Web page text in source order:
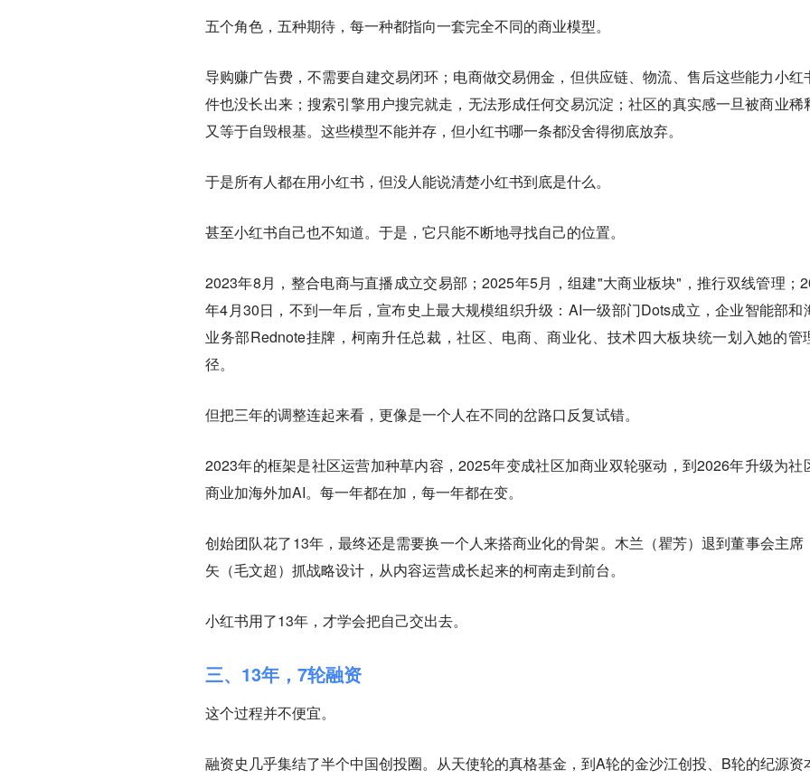
五个角色，五种期待，每一种都指向一套完全不同的商业模型。
导购赚广告费，不需要自建交易闭环；电商做交易佣金，但供应链、物流、售后这些能力小红
件也没长出来；搜索引擎用户搜完就走，无法形成任何交易沉淀；社区的真实感一旦被商业稀
又等于自毁根基。这些模型不能并存，但小红书哪一条都没舍得彻底放弃。
于是所有人都在用小红书，但没人能说清楚小红书到底是什么。
甚至小红书自己也不知道。于是，它只能不断地寻找自己的位置。
2023年8月，整合电商与直播成立交易部；2025年5月，组建"大商业板块"，推行双线管理；
年4月30日，不到一年后，宣布史上最大规模组织升级：AI一级部门Dots成立，企业智能部和
业务部Rednote挂牌，柯南升任总裁，社区、电商、商业化、技术四大板块统一划入她的管
径。
但把三年的调整连起来看，更像是一个人在不同的岔路口反复试错。
2023年的框架是社区运营加种草内容，2025年变成社区加商业双轮驱动，到2026年升级为社
商业加海外加AI。每一年都在加，每一年都在变。
创始团队花了13年，最终还是需要换一个人来搭商业化的骨架。木兰（瞿芳）退到董事会主席
矢（毛文超）抓战略设计，从内容运营成长起来的柯南走到前台。
小红书用了13年，才学会把自己交出去。
三、13年，7轮融资
这个过程并不便宜。
融资史几乎集结了半个中国创投圈。从天使轮的真格基金，到A轮的金沙江创投、B轮的纪源资